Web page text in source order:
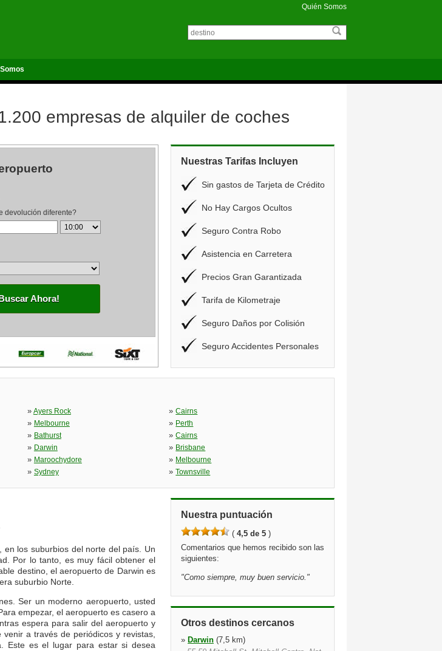
Quién Somos
empresas de alquiler de coches
devolución diferente?
Ahora!
Nuestras Tarifas Incluyen
Sin gastos de Tarjeta de Crédito
No Hay Cargos Ocultos
Seguro Contra Robo
Asistencia en Carretera
Precios Gran Garantizada
Tarifa de Kilometraje
Seguro Daños por Colisión
Seguro Accidentes Personales
» Ayers Rock »Cairns
» Melbourne » Perth
» Bathurst »Cairns
» Darwin » Brisbane
» Maroochydore » Melbourne
» Sydney »Townsville
en los suburbios del norte del país. Un
Por lo tanto, es muy fácil obtener el
destino, el aeropuerto de Darwin es
suburbio Norte.
Ser un moderno aeropuerto, usted
empezar, el aeropuerto es casero a
espera para salir del aeropuerto y
a través de periódicos y revistas,
Este es el lugar para estar si desea
Nuestra puntuación
( 4,5 de 5 )
Comentarios que hemos recibido son las
siguientes:
"Como siempre, muy buen servicio. "
Otros destinos cercanos
» Darwin (7,5 km)